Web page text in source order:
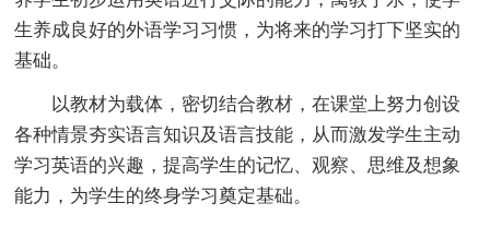
生养成良好的外语学习习惯，为将来的学习打下坚实的
基础。
以教材为载体，密切结合教材，在课堂上努力创设
各种情景夯实语言知识及语言技能，从而激发学生主动
学习英语的兴趣，提高学生的记忆、观察、思维及想象
能力，为学生的终身学习奠定基础。